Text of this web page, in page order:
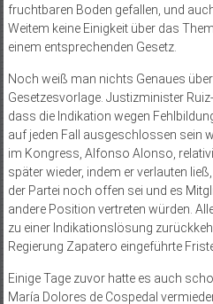
fruchtbaren Boden gefallen, und
Weitem keine Einigkeit über das
einem entsprechenden Gesetz.
Noch weiß man nichts Genaues
Gesetzesvorlage. Justizminister
dass die Indikation wegen
auf jeden Fall ausgeschlossen sein
im Kongress, Alfonso Alonso,
später wieder, indem er verlauten
der Partei noch offen sei und es
andere Position vertreten würden.
zu einer Indikationslösung
Regierung Zapatero eingeführte
Einige Tage zuvor hatte es auch
María Dolores de Cospedal